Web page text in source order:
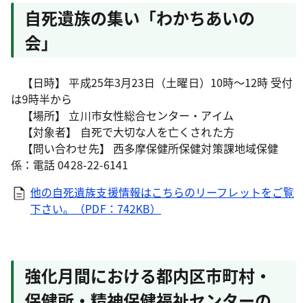
自死遺族の集い「わかちあいの
会」
【日時】 平成25年3月23日（土曜日）10時～12時 受付
は9時半から
【場所】 立川市女性総合センター・アイム
【対象者】 自死で大切な人を亡くされた方
【問い合わせ先】 西多摩保健所保健対策課地域保健
係：電話 0428-22-6141
他の自死遺族支援情報はこちらのリーフレットをご覧
下さい。（PDF：742KB）
強化月間における都内区市町村・